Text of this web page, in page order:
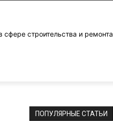
строительства и ремонта
ПОПУЛЯРНЫЕ СТАТЬИ